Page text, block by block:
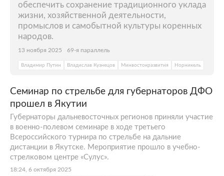
обеспечить сохранение традиционного уклада
жизни, хозяйственной деятельности,
промыслов и самобытной культуры коренных
народов.
13 ноября 2025 69-я параллель
Владимир Путин Владислав Кузнецов Минвостокразвития Норникель
Семинар по стрельбе для губернаторов ДФО
прошел в Якутии
Губернаторы дальневосточных регионов приняли участие
в военно-полевом семинаре в ходе третьего
Всероссийского турнира по стрельбе на дальние
дистанции в Якутске. Мероприятие прошло в учебно-
стрелковом центре «Сулус».
18:24, 6 октября 2025